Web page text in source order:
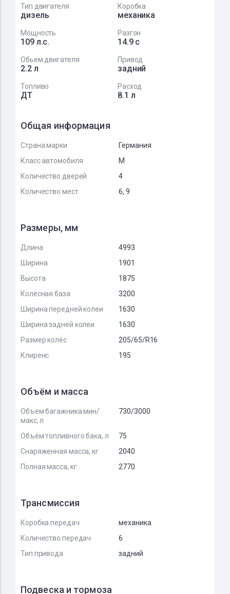
Тип двигателя
дизель
Коробка
механика
Мощность
109 л.с.
Разгон
14.9 с
Обьем двигателя
2.2 л
Привод
задний
Топливо
ДТ
Расход
8.1 л
Общая информация
Страна марки
Германия
Класс автомобиля
M
Количество дверей
4
Количество мест
6, 9
Размеры, мм
Длина
4993
Ширина
1901
Высота
1875
Колёсная база
3200
Ширина передней колеи
1630
Ширина задней колеи
1630
Размер колёс
205/65/R16
Клиренс
195
Объём и масса
Объем багажника мин/
макс, л
730/3000
Объём топливного бака, л
75
Снаряженная масса, кг
2040
Полная масса, кг
2770
Трансмиссия
Коробка передач
механика
Количество передач
6
Тип привода
задний
Подвеска и тормоза